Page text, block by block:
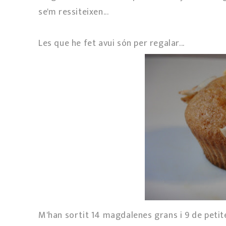
se'm ressiteixen...
Les que he fet avui són per regalar...
M'han sortit 14 magdalenes grans i 9 de